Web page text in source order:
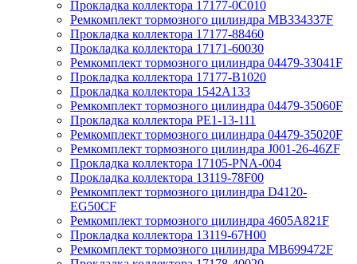
Прокладка коллектора 17177-0C010
Ремкомплект тормозного цилиндра MB334337F
Прокладка коллектора 17177-88460
Прокладка коллектора 17171-60030
Ремкомплект тормозного цилиндра 04479-33041F
Прокладка коллектора 17177-B1020
Прокладка коллектора 1542A133
Ремкомплект тормозного цилиндра 04479-35060F
Прокладка коллектора PE1-13-111
Ремкомплект тормозного цилиндра 04479-35020F
Ремкомплект тормозного цилиндра J001-26-46ZF
Прокладка коллектора 17105-PNA-004
Прокладка коллектора 13119-78F00
Ремкомплект тормозного цилиндра D4120-
EG50CF
Ремкомплект тормозного цилиндра 4605A821F
Прокладка коллектора 13119-67H00
Ремкомплект тормозного цилиндра MB699472F